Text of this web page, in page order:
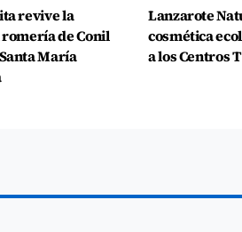
revive la
de Conil
María
Lanzarote
cosmética
a los Centros